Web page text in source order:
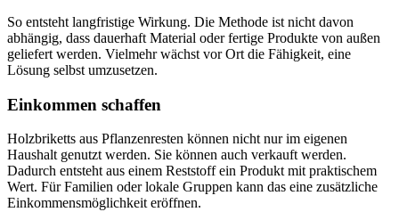
So entsteht langfristige Wirkung. Die Methode ist nicht davon
abhängig, dass dauerhaft Material oder fertige Produkte von außen
geliefert werden. Vielmehr wächst vor Ort die Fähigkeit, eine
Lösung selbst umzusetzen.
Einkommen schaffen
Holzbriketts aus Pflanzenresten können nicht nur im eigenen
Haushalt genutzt werden. Sie können auch verkauft werden.
Dadurch entsteht aus einem Reststoff ein Produkt mit praktischem
Wert. Für Familien oder lokale Gruppen kann das eine zusätzliche
Einkommensmöglichkeit eröffnen.